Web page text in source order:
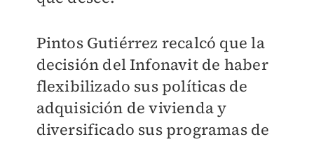
Pintos Gutiérrez recalcó que la
decisión del Infonavit de haber
flexibilizado sus políticas de
adquisición de vivienda y
diversificado sus programas de